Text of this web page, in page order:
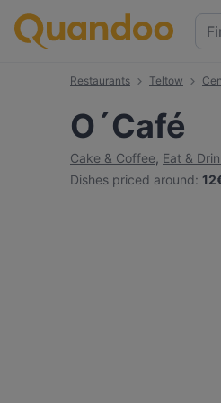
Restaurants Teltow
O´Café
Cake & Coffee, Eat &
Dishes priced around: